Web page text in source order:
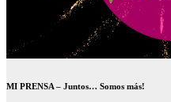
MI PRENSA – Juntos… Somos más!